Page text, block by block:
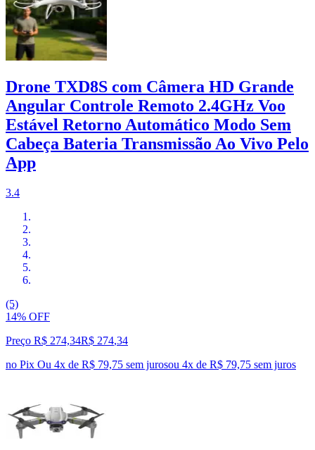
Drone TXD8S com Câmera HD Grande
Angular Controle Remoto 2.4GHz Voo
Estável Retorno Automático Modo Sem
Cabeça Bateria Transmissão Ao Vivo Pelo
App
3.4
(5)
14% OFF
Preço R$ 274,34R$ 274,34
no Pix Ou 4x de R$ 79,75 sem jurosou 4x de R$ 79,75 sem juros